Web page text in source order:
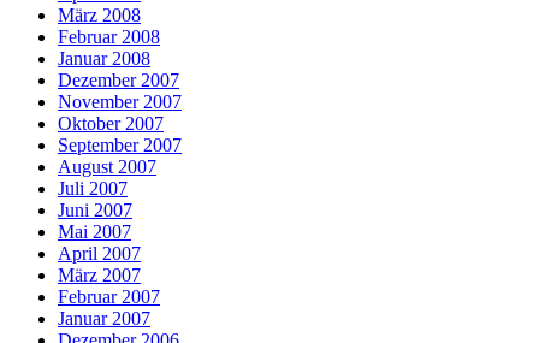
März 2008
Februar 2008
Januar 2008
Dezember 2007
November 2007
Oktober 2007
September 2007
August 2007
Juli 2007
Juni 2007
Mai 2007
April 2007
März 2007
Februar 2007
Januar 2007